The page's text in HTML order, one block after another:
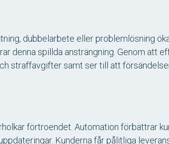
dubbelarbete eller problemlösning
denna spillda ansträngning. Genom att
straffavgifter samt ser till att
förtroendet. Automation förbättrar
Kunderna får pålitliga